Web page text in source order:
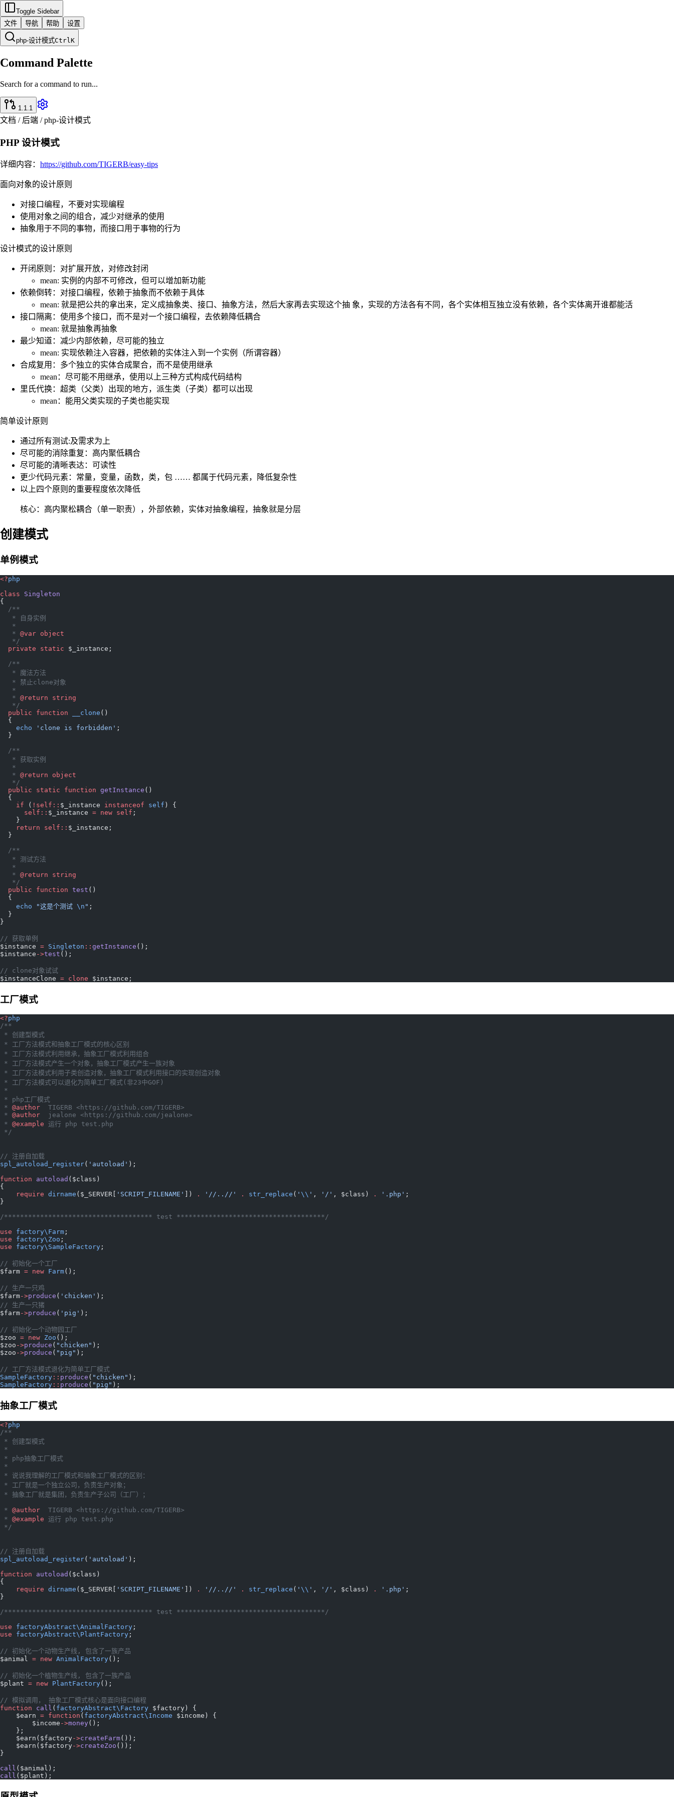
Toggle Sidebar
文件
导航 帮助 设置
php-设计模式CtrlK
Command Palette
Search for a command to run...
1.1.1
文档 / 后端 / php-设计模式
PHP 设计模式
详细内容： https://github.com/TIGERB/easy-tips
面向对象的设计原则
对接口编程，不要对实现编程
使用对象之间的组合，减少对继承的使用
抽象用于不同的事物，而接口用于事物的行为
设计模式的设计原则
开闭原则：对扩展开放，对修改封闭
mean: 实例的内部不可修改，但可以增加新功能
依赖倒转：对接口编程，依赖于抽象而不依赖于具体
mean: 就是把公共的拿出来，定义成抽象类、接口、抽象方法，然后大家再去实现这个抽 象，实现的方法各有不同，各个实体相互独立没有依赖，各个实体离开谁都能活
接口隔离：使用多个接口，而不是对一个接口编程，去依赖降低耦合
mean: 就是抽象再抽象
最少知道：减少内部依赖，尽可能的独立
mean: 实现依赖注入容器，把依赖的实体注入到一个实例（所谓容器）
合成复用：多个独立的实体合成聚合，而不是使用继承
mean：尽可能不用继承，使用以上三种方式构成代码结构
里氏代换：超类（父类）出现的地方，派生类（子类）都可以出现
mean：能用父类实现的子类也能实现
简单设计原则
通过所有测试:及需求为上
尽可能的消除重复：高内聚低耦合
尽可能的清晰表达：可读性
更少代码元素：常量，变量，函数，类，包 …… 都属于代码元素，降低复杂性
以上四个原则的重要程度依次降低
核心：高内聚松耦合（单一职责），外部依赖，实体对抽象编程，抽象就是分层
创建模式
单例模式
<?php
class Singleton
{
  /**
   * 自身实例
   *
   *
@var object
   */
  private
static $_instance;
  /**
   * 魔法方法
   * 禁止clone对象
   *
   *
@return string
   */
  public
function __clone ()
  {
    echo
'clone is forbidden' ;
  }
  /**
   * 获取实例
   *
   *
@return object
   */
  public
static function getInstance ()
  {
    if
( !self:: $_instance instanceof self ) {
      self::
$_instance = new self ;
    }
    return
self:: $_instance;
  }
  /**
   * 测试方法
   *
   *
@return string
   */
  public
function test ()
  {
    echo
"这是个测试 \n " ;
  }
}
// 获取单例
$instance = Singleton :: getInstance ();
$instance ->test ();
// clone对象试试
$instanceClone = clone $instance;
工厂模式
<?php
/**
* 创建型模式
* 工厂方法模式和抽象工厂模式的核心区别
* 工厂方法模式利用继承，抽象工厂模式利用组合
* 工厂方法模式产生一个对象，抽象工厂模式产生一族对象
* 工厂方法模式利用子类创造对象，抽象工厂模式利用接口的实现创造对象
* 工厂方法模式可以退化为简单工厂模式(非23中GOF)
*
* php工厂模式
* @author
  TIGERB <https://github.com/TIGERB>
* @author
  jealone <https://github.com/jealone>
* @example 运行 php test.php
*/
// 注册自加载
spl_autoload_register( 'autoload' );
function autoload ($class)
{
    require
dirname ($_SERVER[ 'SCRIPT_FILENAME' ]) . '//..//' . str_replace ( ' \\ ' , '/' , $class) . '.php' ;
}
/************************************* test *************************************/
use factory\Farm ;
use factory\Zoo ;
use factory\SampleFactory ;
// 初始化一个工厂
$farm = new Farm();
// 生产一只鸡
$farm->produce ( 'chicken' );
// 生产一只猪
$farm->produce ( 'pig' );
// 初始化一个动物园工厂
$zoo = new Zoo ();
$zoo ->produce ( "chicken" );
$zoo ->produce ( "pig" );
// 工厂方法模式退化为简单工厂模式
SampleFactory :: produce ( "chicken" );
SampleFactory :: produce ( "pig" );
抽象工厂模式
<?php
/**
* 创建型模式
*
* php抽象工厂模式
*
* 说说我理解的工厂模式和抽象工厂模式的区别：
* 工厂就是一个独立公司，负责生产对象；
* 抽象工厂就是集团，负责生产子公司（工厂）；
* @author
  TIGERB <https://github.com/TIGERB>
* @example 运行 php test.php
*/
// 注册自加载
spl_autoload_register( 'autoload' );
function autoload ($class)
{
    require
dirname ($_SERVER[ 'SCRIPT_FILENAME' ]) . '//..//' . str_replace ( ' \\ ' , '/' , $class) . '.php' ;
}
/************************************* test *************************************/
use factoryAbstract\AnimalFactory ;
use factoryAbstract\PlantFactory ;
// 初始化一个动物生产线, 包含了一族产品
$animal = new AnimalFactory();
// 初始化一个植物生产线, 包含了一族产品
$plant = new PlantFactory();
// 模拟调用， 抽象工厂模式核心是面向接口编程
function call ( factoryAbstract\Factory $factory) {
    $earn
= function ( factoryAbstract\Income $income) {
        $income
->money();
    };
    $earn($factory
->createFarm());
    $earn($factory
->createZoo ());
}
call ($animal);
call ($plant);